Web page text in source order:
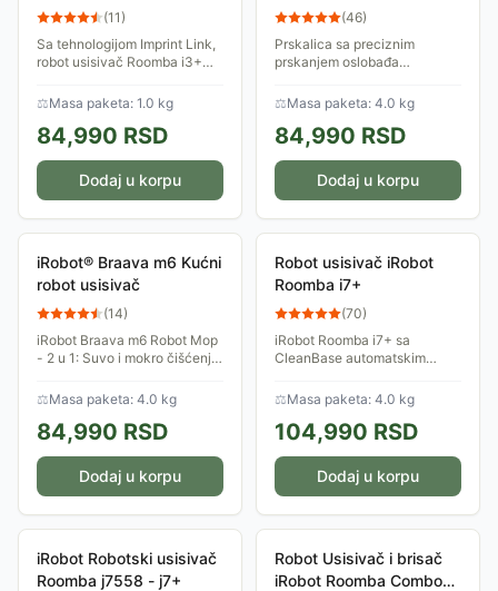
(11)
Sa tehnologijom Imprint Link,
robot usisivač Roomba i3+
kombinuje usisivanje i
brisanje podova, tako da je
vaš pod potpuno...
⚖Masa paketa: 1.0 kg
84,990 RSD
Dodaj u korpu
(46)
Prskalica sa preciznim
prskanjem oslobađa
prljavštinu bez prskanja po
nameštaju, tepisima ili
zidovima. Koristeći tečnost
⚖Masa paketa: 4.0 kg
84,990 RSD
Dodaj u korpu
iRobot® Braava m6 Kućni
robot usisivač
(14)
iRobot Braava m6 Robot Mop
- 2 u 1: Suvo i mokro čišćenje
velike prostorije - Mogućnost
rada sa višekratnim
krpicama...
⚖Masa paketa: 4.0 kg
84,990 RSD
Dodaj u korpu
Robot usisivač iRobot
Roomba i7+
(70)
iRobot Roomba i7+ sa
CleanBase automatskim
robotski usisivač - Pamti
mapu Vašeg doma, pronalazi
prljavštinu, prazni se sam....
⚖Masa paketa: 4.0 kg
104,990 RSD
Dodaj u korpu
iRobot Robotski usisivač
Roomba j7558 - j7+
Robot Usisivač i brisač
iRobot Roomba Combo